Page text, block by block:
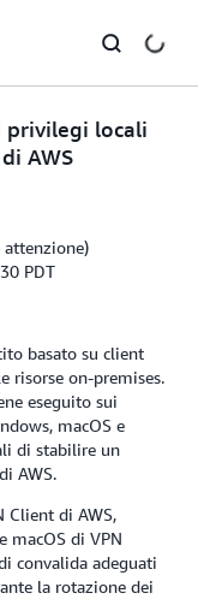
privilegi locali
AWS
PDT
basato su client
risorse on-premises.
eseguito sui
macOS e
di stabilire un
AWS.
Client di AWS,
macOS di VPN
convalida adeguati
la rotazione dei